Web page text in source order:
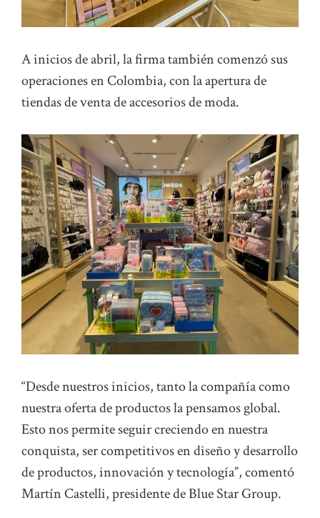
A inicios de abril, la firma también comenzó sus
operaciones en Colombia, con la apertura de
tiendas de venta de accesorios de moda.
“Desde nuestros inicios, tanto la compañía como
nuestra oferta de productos la pensamos global.
Esto nos permite seguir creciendo en nuestra
conquista, ser competitivos en diseño y desarrollo
de productos, innovación y tecnología”, comentó
Martín Castelli, presidente de Blue Star Group.